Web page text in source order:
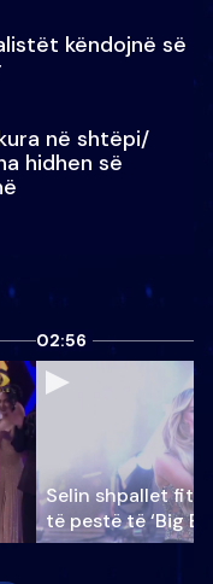
këndojnë së
në shtëpi/
hidhen së
02:56
Selin shpallet
të pestë të ‘Big